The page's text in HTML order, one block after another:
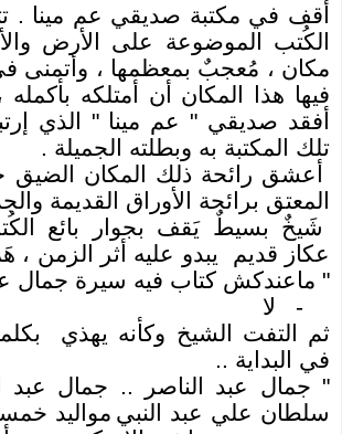
أقف في مكتبة صديقي عم مينا .
الكُتب الموضوعة على الأرض
مكان ، مُعجبٌ بمعظمها ، وأتمنى
فيها هذا المكان أن أمتلكه
أفقد صديقي " عم مينا " الذي
تلك المكتبة به وبطلته الجميلة .
أعشق رائحة ذلك المكان الضيق
المعتق برائحة الأوراق القديمة
شَيخٌ بسيطٌ يَقف بجوار بائع
عكاز قديم يبدو عليه أثر الزمن ،
" ماعندكش كتاب فيه سيرة جمال
-
لا
ثم التفت الشيخ وكأنه يهذي
في البداية ..
" جمال عبد الناصر
..
سلطان علي عبد النبي مواليد